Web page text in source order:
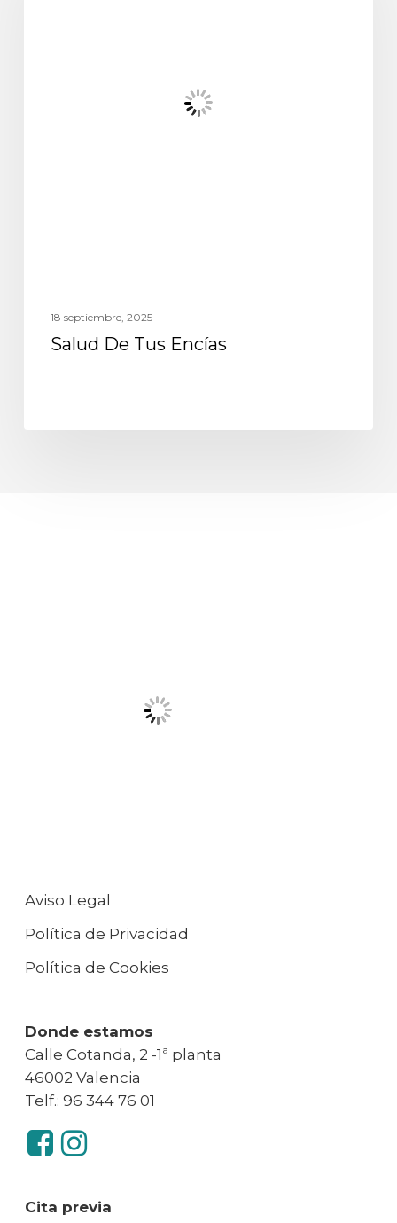
18 septiembre, 2025
Salud De Tus Encías
Aviso Legal
Política de Privacidad
Política de Cookies
Donde estamos
Calle Cotanda, 2 -1ª planta
46002 Valencia
Telf.: 96 344 76 01
Cita previa